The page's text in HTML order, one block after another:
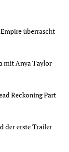
überrascht
mit Anya Taylor-
Reckoning Part
der erste Trailer